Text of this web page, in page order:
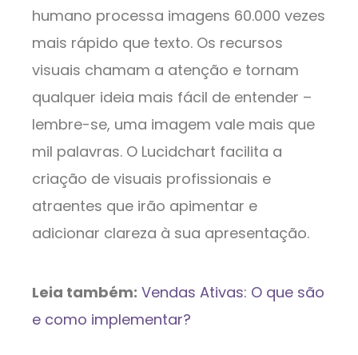
humano processa imagens 60.000 vezes
mais rápido que texto. Os recursos
visuais chamam a atenção e tornam
qualquer ideia mais fácil de entender –
lembre-se, uma imagem vale mais que
mil palavras. O Lucidchart facilita a
criação de visuais profissionais e
atraentes que irão apimentar e
adicionar clareza à sua apresentação.
Leia também: Vendas Ativas: O que são
e como implementar?